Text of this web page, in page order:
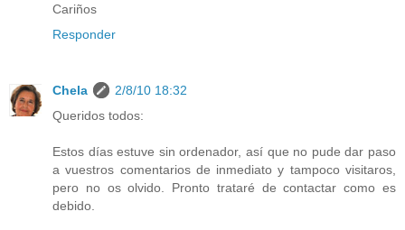
Cariños
Responder
Chela
2/8/10 18:32
Queridos todos:
Estos días estuve sin ordenador, así que no pude dar paso
a vuestros comentarios de inmediato y tampoco visitaros,
pero no os olvido. Pronto trataré de contactar como es
debido.